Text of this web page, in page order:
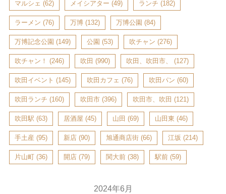
マルシェ (62) メイシアター (49) ランチ (182)
ラーメン (76) 万博 (132) 万博公園 (84)
万博記念公園 (149) 公園 (53) 吹チャン (276)
吹チャン！ (246) 吹田 (990) 吹田、吹田市、 (127)
吹田イベント (145) 吹田カフェ (76) 吹田パン (60)
吹田ランチ (160) 吹田市 (396) 吹田市、吹田 (121)
吹田駅 (63) 居酒屋 (45) 山田 (69) 山田東 (46)
手土産 (95) 新店 (90) 旭通商店街 (66) 江坂 (214)
片山町 (36) 開店 (79) 関大前 (38) 駅前 (59)
2024年6月